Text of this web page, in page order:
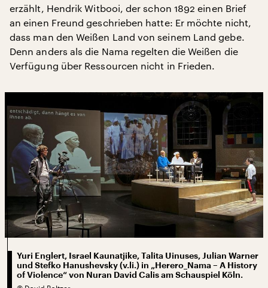
erzählt, Hendrik Witbooi, der schon 1892 einen Brief
an einen Freund geschrieben hatte: Er möchte nicht,
dass man den Weißen Land von seinem Land gebe.
Denn anders als die Nama regelten die Weißen die
Verfügung über Ressourcen nicht in Frieden.
Yuri Englert, Israel Kaunatjike, Talita Uinuses, Julian Warner
und Stefko Hanushevsky (v.li.) in „Herero_Nama – A History
of Violence“ von Nuran David Calis am Schauspiel Köln.